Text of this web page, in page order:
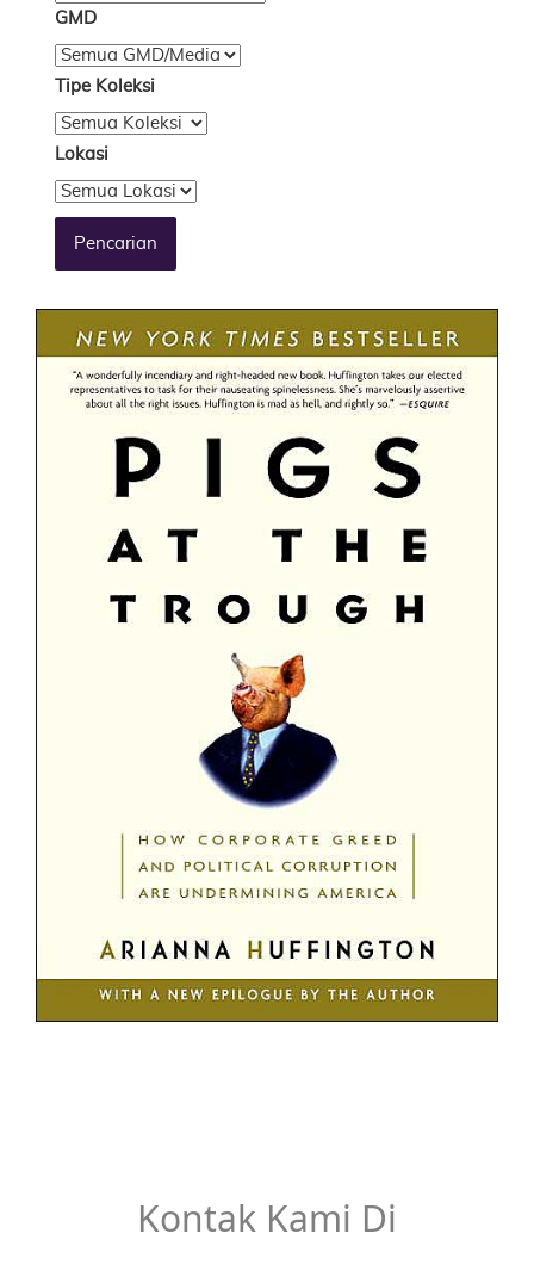
GMD
Tipe Koleksi
Lokasi
Pencarian